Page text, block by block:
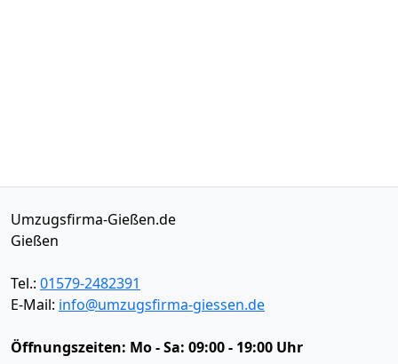
Umzugsfirma-Gießen.de
Gießen
Tel.: 01579-2482391
E-Mail: info@umzugsfirma-giessen.de
Öffnungszeiten: Mo - Sa: 09:00 - 19:00 Uhr